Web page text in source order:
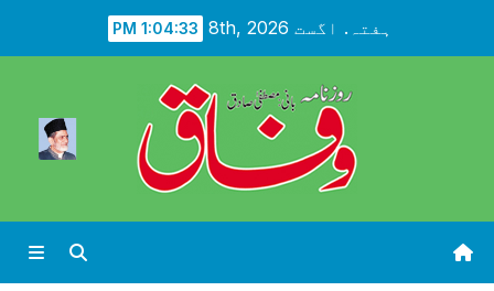
ہفتہ. اگست 8th, 2026 1:04:35 PM